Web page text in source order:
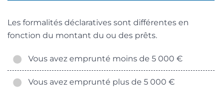
Les formalités déclaratives sont différentes en
fonction du montant du ou des prêts.
Vous avez emprunté moins de 5 000 €
Vous avez emprunté plus de 5 000 €